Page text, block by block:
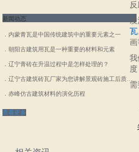
凌
瓦
我
新闻动态
内蒙青瓦是中国传统建筑中的重要元素之一
朝阳古建筑用瓦是一种重要的材料和元素
辽宁青砖在升温过程中是怎样处理的？
辽宁古建筑砖瓦厂家为您讲解景观砖施工后质量如何保证？
赤峰仿古建筑材料的演化历程
查看更多